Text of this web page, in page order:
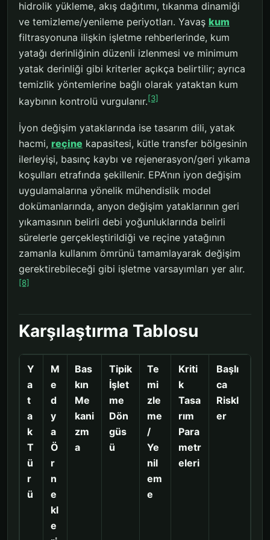
hidrolik yükleme, akış dağıtımı, tıkanma dinamiği
ve temizleme/yenileme periyotları. Yavaş kum
filtrasyonuna ilişkin işletme rehberlerinde, kum
yatağı derinliğinin düzenli izlenmesi ve minimum
yatak derinliği gibi kriterler açıkça belirtilir; ayrıca
temizlik yöntemlerine bağlı olarak yataktan kum
kaybının kontrolü vurgulanır.[3]
İyon değişim yataklarında ise tasarım dili, yatak
hacmi, reçine kapasitesi, kütle transfer bölgesinin
ilerleyişi, basınç kaybı ve rejenerasyon/geri yıkama
koşulları etrafında şekillenir. EPA’nın iyon değişim
uygulamalarına yönelik mühendislik model
dokümanlarında, anyon değişim yataklarının geri
yıkamasının belirli debi yoğunluklarında belirli
sürelerle gerçekleştirildiği ve reçine yatağının
zamanla kullanım ömrünü tamamlayarak değişim
gerektirebileceği gibi işletme varsayımları yer alır.
[8]
Karşılaştırma Tablosu
Y
a
t
a
k
T
ü
r
ü
M
e
d
y
a
Ö
r
n
e
kl
e
Bas
kın
Me
kani
zm
a
Tipik
İşlet
me
Dön
güs
ü
Te
mi
zle
me
/
Ye
nil
em
e
Kriti
k
Tasa
rım
Para
metr
eleri
Başlı
ca
Riskl
er